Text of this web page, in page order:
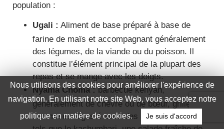
population :
Ugali : Aliment de base préparé à base de
farine de maïs et accompagnant généralement
des légumes, de la viande ou du poisson. Il
constitue l’élément principal de la plupart des
repas et se mange avec les doigts.
Nyama Choma :barbecue kenyan,
généralement de chèvre ou de bœuf, grillé à la
flamme et dégusté avec des accompagnements